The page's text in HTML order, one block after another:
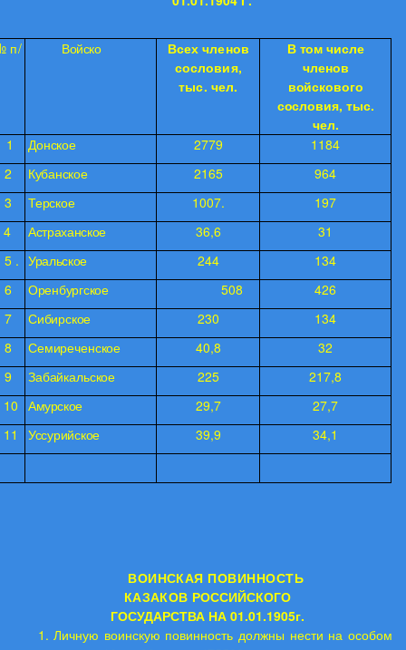
п/
Войско
Всех членов
сословия,
тыс. чел.
В том числе
членов
войскового
сословия, тыс.
чел.
1
Донское 2779
1184
2
Кубанское 2165
964
3
Терское 1007.
197
4
Астраханское 36,6
31
5 . Уральское 244
134
6
Оренбургское 508
426
7
Сибирское 230
134
8
Семиреченское 40,8
32
9
Забайкальское 225
217,8
10 Амурское 29,7
27,7
11
Уссурийское 39,9 34,1
ВОИНСКАЯ ПОВИННОСТЬ
КАЗАКОВ РОССИЙСКОГО
ГОСУДАРСТВА НА 01.01.1905г.
1. Личную воинскую повинность должны нести на особом